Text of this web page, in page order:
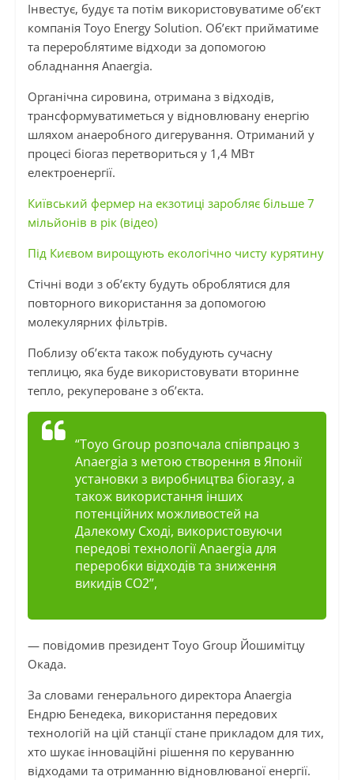
Інвестує, будує та потім використовуватиме об’єкт
компанія Toyo Energy Solution. Об’єкт прийматиме
та перероблятиме відходи за допомогою
обладнання Anaergia.
Органічна сировина, отримана з відходів,
трансформуватиметься у відновлювану енергію
шляхом анаеробного дигерування. Отриманий у
процесі біогаз перетвориться у 1,4 МВт
електроенергії.
Київський фермер на екзотиці заробляє більше 7
мільйонів в рік (відео)
Під Києвом вирощують екологічно чисту курятину
Стічні води з об’єкту будуть оброблятися для
повторного використання за допомогою
молекулярних фільтрів.
Поблизу об’єкта також побудують сучасну
теплицю, яка буде використовувати вторинне
тепло, рекупероване з об’єкта.
“Toyo Group розпочала співпрацю з
Anaergia з метою створення в Японії
установки з виробництва біогазу, а
також використання інших
потенційних можливостей на
Далекому Сході, використовуючи
передові технології Anaergia для
переробки відходів та зниження
викидів СО2”,
— повідомив президент Toyo Group Йошимітцу
Окада.
За словами генерального директора Anaergia
Ендрю Бенедека, використання передових
технологій на цій станції стане прикладом для тих,
хто шукає інноваційні рішення по керуванню
відходами та отриманню відновлюваної енергії.